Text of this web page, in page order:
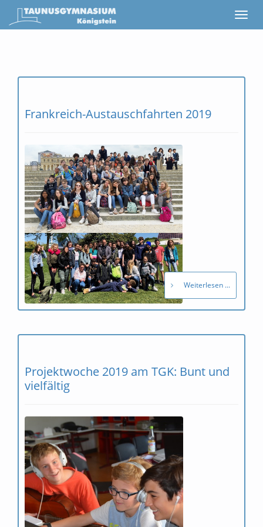
Frankreich-Austauschfahrten 2019
Weiterlesen ...
Projektwoche 2019 am TGK: Bunt und
vielfältig